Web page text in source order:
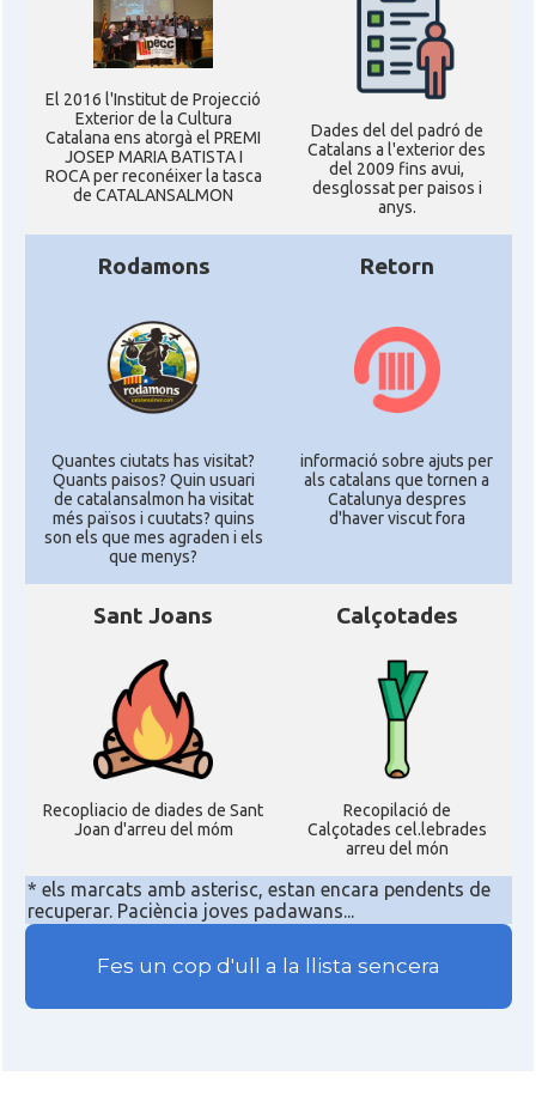
El 2016 l'Institut de Projecció
Exterior de la Cultura
Catalana ens atorgà el PREMI
JOSEP MARIA BATISTA I
ROCA per reconéixer la tasca
de CATALANSALMON
Dades del del padró de
Catalans a l'exterior des
del 2009 fins avui,
desglossat per paisos i
anys.
Rodamons
Quantes ciutats has visitat?
Quants paisos? Quin usuari
de catalansalmon ha visitat
més països i cuutats? quins
son els que mes agraden i els
que menys?
Retorn
informació sobre ajuts per
als catalans que tornen a
Catalunya despres
d'haver viscut fora
Sant Joans
Recopliacio de diades de Sant
Joan d'arreu del móm
Calçotades
Recopilació de
Calçotades cel.lebrades
arreu del món
* els marcats amb asterisc, estan encara pendents de
recuperar. Paciència joves padawans...
Fes un cop d'ull a la llista sencera